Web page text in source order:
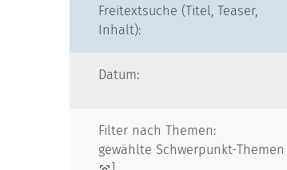
Freitextsuche (Titel, Teaser,
Inhalt):
Datum:
Filter nach Themen:
gewählte Schwerpunkt-Themen [